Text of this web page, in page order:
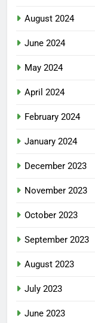
August 2024
June 2024
May 2024
April 2024
February 2024
January 2024
December 2023
November 2023
October 2023
September 2023
August 2023
July 2023
June 2023